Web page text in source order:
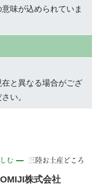
味が込められていま
と異なる場合がござ
い。
む 三陸お土産どころ
株式会社